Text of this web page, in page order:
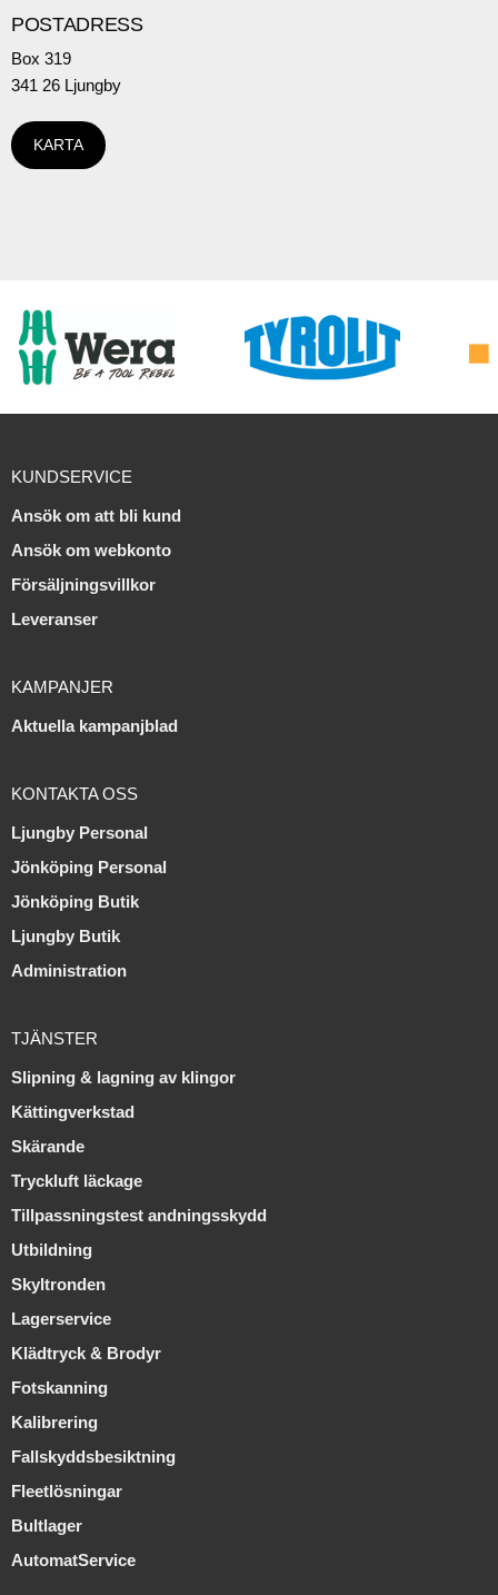
POSTADRESS
Box 319
341 26 Ljungby
KARTA
KUNDSERVICE
Ansök om att bli kund
Ansök om webkonto
Försäljningsvillkor
Leveranser
KAMPANJER
Aktuella kampanjblad
KONTAKTA OSS
Ljungby Personal
Jönköping Personal
Jönköping Butik
Ljungby Butik
Administration
TJÄNSTER
Slipning & lagning av klingor
Kättingverkstad
Skärande
Tryckluft läckage
Tillpassningstest andningsskydd
Utbildning
Skyltronden
Lagerservice
Klädtryck & Brodyr
Fotskanning
Kalibrering
Fallskyddsbesiktning
Fleetlösningar
Bultlager
AutomatService